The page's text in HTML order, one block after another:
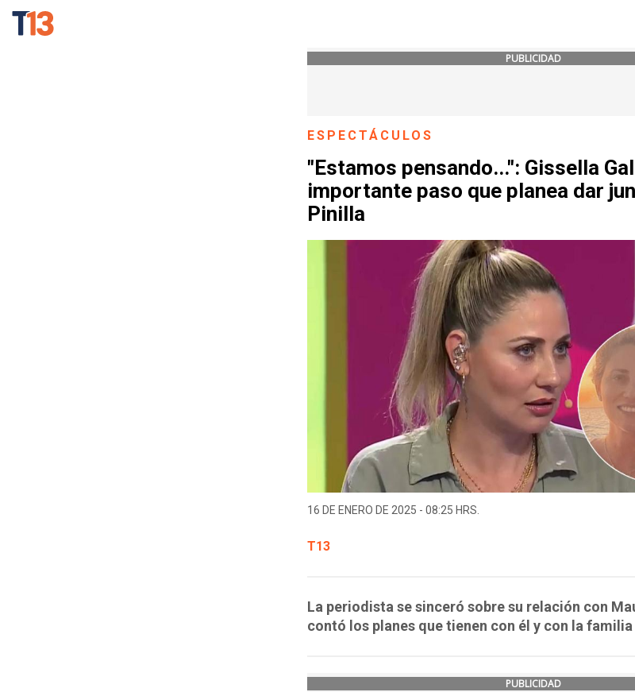
PUBLICIDAD
ESPECTÁCULOS
"Estamos pensando...": Gissella
importante paso que planea dar
Pinilla
16 DE ENERO DE 2025 - 08:25 HRS.
T13
La periodista se sinceró sobre su relación con
contó los planes que tienen con él y con la
PUBLICIDAD